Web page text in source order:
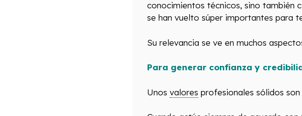
conocimientos técnicos, sino también
se han vuelto súper importantes para
Su relevancia se ve en muchos
Para generar confianza y
Unos valores profesionales sólidos